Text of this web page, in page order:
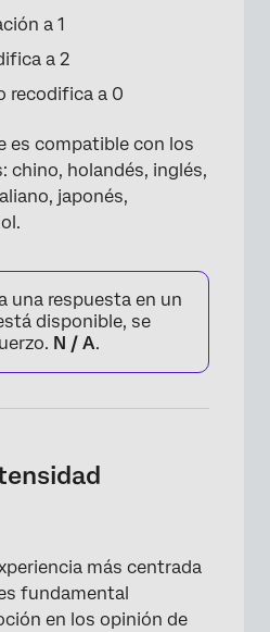
a 1
a 2
recodifica a 0
es compatible con los
chino, holandés, inglés,
japonés,
una respuesta en un
disponible, se
N / A.
más centrada
fundamental
en los opinión de